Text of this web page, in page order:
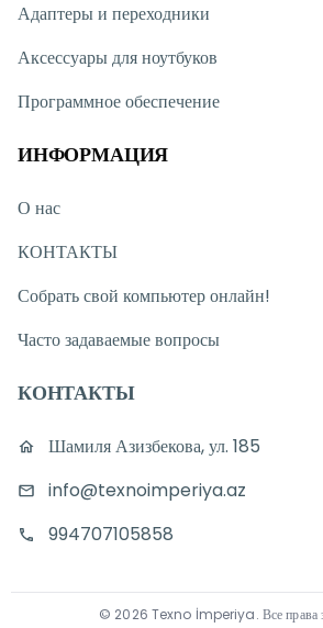
Адаптеры и переходники
Аксессуары для ноутбуков
Программное обеспечение
ИНФОРМАЦИЯ
О нас
КОНТАКТЫ
Собрать свой компьютер онлайн!
Часто задаваемые вопросы
КОНТАКТЫ
Шамиля Азизбекова, ул. 185
info@texnoimperiya.az
994707105858
© 2026 Texno İmperiya. Все